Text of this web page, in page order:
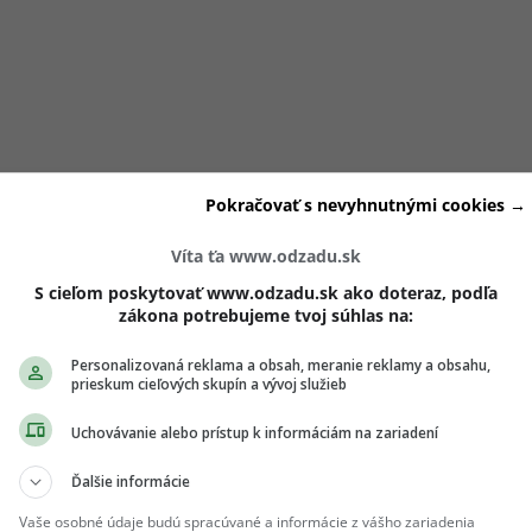
ruky o tebe prezrádzajú viac, než si myslíš. Staré učenia
tvoje emócie, vzťahy aj zdravotné predispozície. Najmä
od narodenia.
TUsa na ňu pozrieš pozornejšie a môžeš
o tvoje pocity
takýto sen je varovaním. V skutočnosti však ide o
súvisí so strachom zo straty alebo odmietnutia.
vlastné pochybnosti. Nemusí to mať nič spoločné s
cítiš ty.
Víta ťa www.odzadu.sk
S cieľom poskytovať www.odzadu.sk ako doteraz, podľa
zákona potrebujeme tvoj súhlas na:
Personalizovaná reklama a obsah, meranie reklamy a obsahu,
prieskum cieľových skupín a vývoj služieb
Uchovávanie alebo prístup k informáciám na zariadení
Ďalšie informácie
Vaše osobné údaje budú spracúvané a informácie z vášho zariadenia
Pokračovať s nevyhnutnými cookies →